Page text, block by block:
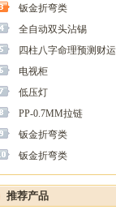
钣金折弯类
全自动双头沾锡
四柱八字命理预测财运
电视柜
低压灯
PP-0.7MM拉链
钣金折弯类
钣金折弯类
推荐产品